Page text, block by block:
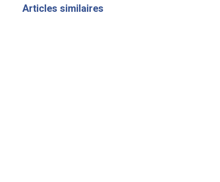
Articles similaires